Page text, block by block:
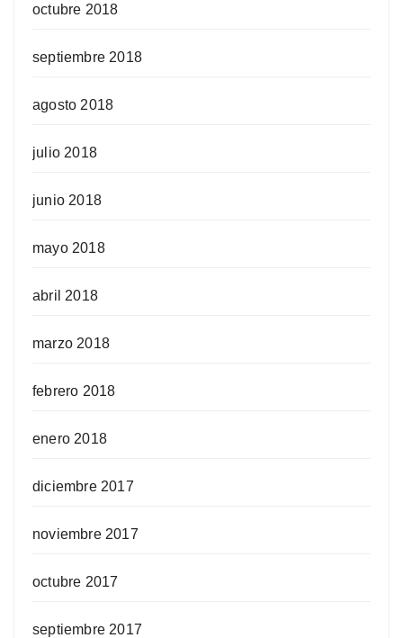
octubre 2018
septiembre 2018
agosto 2018
julio 2018
junio 2018
mayo 2018
abril 2018
marzo 2018
febrero 2018
enero 2018
diciembre 2017
noviembre 2017
octubre 2017
septiembre 2017